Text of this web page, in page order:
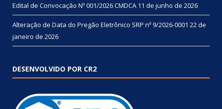
Edital de Convocação Nº 001/2026 CMDCA 11 de junho de 2026
Alteração de Data do Pregão Eletrônico SRP nº 9/2026-0001 22 de
janeiro de 2026
DESENVOLVIDO POR CR2